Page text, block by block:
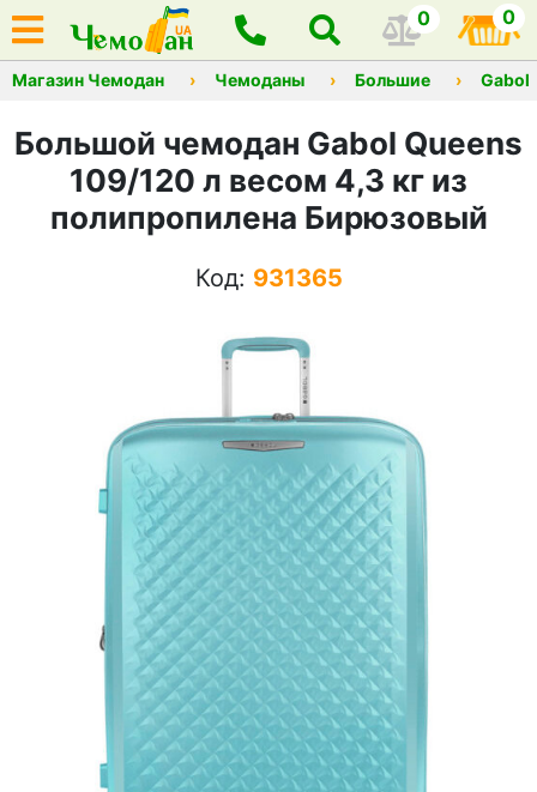
0 0
Магазин Чемодан Чемоданы Большие Gabol
Большой чемодан Gabol Queens
109/120 л весом 4,3 кг из
полипропилена Бирюзовый
Код: 931365